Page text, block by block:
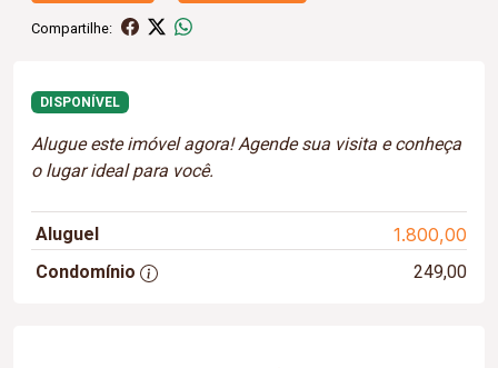
Compartilhe:
DISPONÍVEL
Alugue este imóvel agora! Agende sua visita e conheça
o lugar ideal para você.
Aluguel 1.800,00
Condomínio 249,00